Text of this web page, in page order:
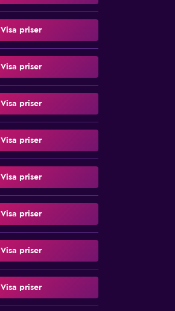
Visa priser
Visa priser
Visa priser
Visa priser
Visa priser
Visa priser
Visa priser
Visa priser